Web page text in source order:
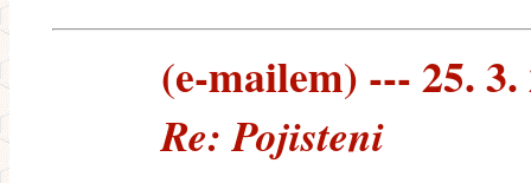
(e-mailem) --- 25. 3.
Re: Pojisteni